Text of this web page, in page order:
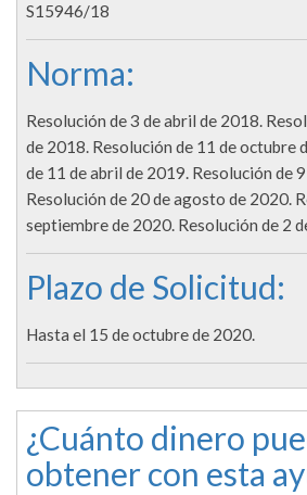
S15946/18
Norma:
Resolución de 3 de abril de 2018.
de 2018. Resolución de 11 de octubre
de 11 de abril de 2019. Resolución de
Resolución de 20 de agosto de 2020.
septiembre de 2020. Resolución de 2
Plazo de Solicitud:
Hasta el 15 de octubre de 2020.
¿Cuánto dinero
obtener con esta